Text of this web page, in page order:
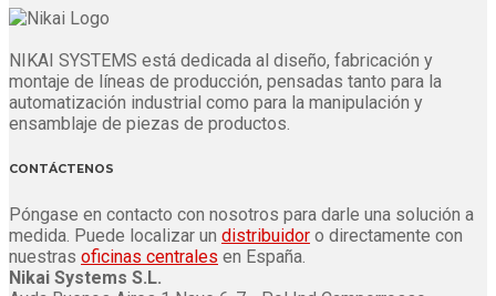
NIKAI SYSTEMS está dedicada al diseño, fabricación y
montaje de líneas de producción, pensadas tanto para la
automatización industrial como para la manipulación y
ensamblaje de piezas de productos.
CONTÁCTENOS
Póngase en contacto con nosotros para darle una solución a
medida. Puede localizar un distribuidor o directamente con
nuestras oficinas centrales en España.
Nikai Systems S.L.